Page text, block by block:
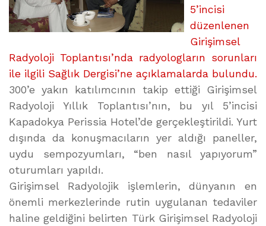
5’incisi
düzenlenen
Girişimsel
Radyoloji Toplantısı’nda radyologların sorunları
ile ilgili Sağlık Dergisi’ne açıklamalarda bulundu.
300’e yakın katılımcının takip ettiği Girişimsel
Radyoloji Yıllık Toplantısı’nın, bu yıl 5’incisi
Kapadokya Perissia Hotel’de gerçekleştirildi. Yurt
dışında da konuşmacıların yer aldığı paneller,
uydu sempozyumları, “ben nasıl yapıyorum”
oturumları yapıldı.
Girişimsel Radyolojik işlemlerin, dünyanın en
önemli merkezlerinde rutin uygulanan tedaviler
haline geldiğini belirten Türk Girişimsel Radyoloji